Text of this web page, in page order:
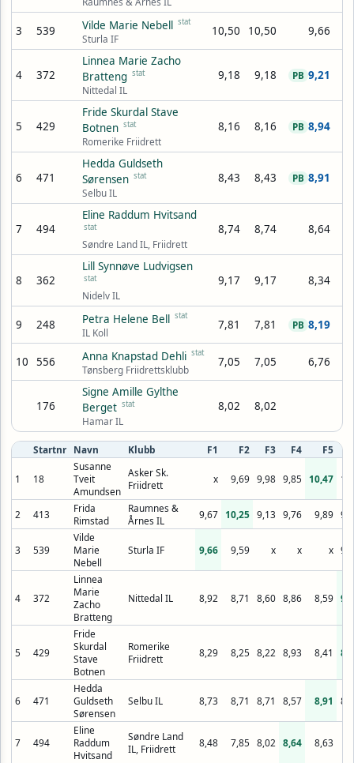
3 539 Vilde Marie Nebell stat
Sturla IF
10,50 10,50 9,66
4 372
Linnea Marie Zacho
Bratteng stat
Nittedal IL
9,18 9,18 9,21
PB
5 429
Fride Skurdal Stave
Botnen stat
Romerike Friidrett
8,16 8,16 8,94
PB
6 471
Hedda Guldseth
Sørensen stat
Selbu IL
8,43 8,43 8,91
PB
7 494
Eline Raddum Hvitsand
stat
Søndre Land IL, Friidrett
8,74 8,74 8,64
8 362
Lill Synnøve Ludvigsen
stat
Nidelv IL
9,17 9,17 8,34
9 248 Petra Helene Bell stat
IL Koll
7,81 7,81 8,19
PB
10 556 Anna Knapstad Dehli stat
Tønsberg Friidrettsklubb
7,05 7,05 6,76
176
Signe Amille Gylthe
Berget stat
Hamar IL
8,02 8,02
Startnr Navn Klubb F1 F2 F3 F4 F5
1 18
Susanne
Tveit
Amundsen
Asker Sk.
Friidrett
x 9,69 9,98 9,85 10,47
2 413
Frida
Rimstad
Raumnes &
Årnes IL
9,67 10,25 9,13 9,76 9,89
3 539
Vilde
Marie
Nebell
Sturla IF 9,66 9,59 x x x
4 372
Linnea
Marie
Zacho
Bratteng
Nittedal IL 8,92 8,71 8,60 8,86 8,59
5 429
Fride
Skurdal
Stave
Botnen
Romerike
Friidrett
8,29 8,25 8,22 8,93 8,41
6 471
Hedda
Guldseth
Sørensen
Selbu IL 8,73 8,71 8,71 8,57 8,91
7 494
Eline
Raddum
Hvitsand
Søndre Land
IL, Friidrett
8,48 7,85 8,02 8,64 8,63